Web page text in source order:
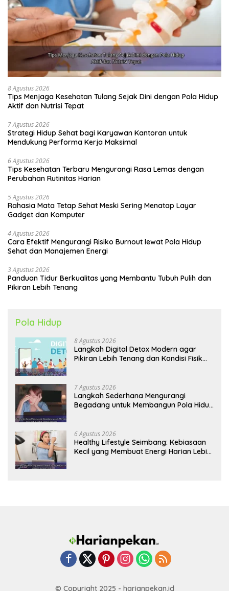
8 Agustus 2026
Tips Menjaga Kesehatan Tulang Sejak Dini dengan Pola Hidup
Aktif dan Nutrisi Tepat
7 Agustus 2026
Strategi Hidup Sehat bagi Karyawan Kantoran untuk
Mendukung Performa Kerja Maksimal
6 Agustus 2026
Tips Kesehatan Terbaru Mengurangi Rasa Lemas dengan
Perubahan Rutinitas Harian
5 Agustus 2026
Rahasia Mata Tetap Sehat Meski Sering Menatap Layar
Gadget dan Komputer
4 Agustus 2026
Cara Efektif Mengurangi Risiko Burnout lewat Pola Hidup
Sehat dan Manajemen Energi
3 Agustus 2026
Panduan Tidur Berkualitas yang Membantu Tubuh Pulih dan
Pikiran Lebih Tenang
Pola Hidup
8 Agustus 2026
Langkah Digital Detox Modern agar
Pikiran Lebih Tenang dan Kondisi Fisik
7 Agustus 2026
Langkah Sederhana Mengurangi
Begadang untuk Membangun Pola Hidup
6 Agustus 2026
Healthy Lifestyle Seimbang: Kebiasaan
Kecil yang Membuat Energi Harian Lebih
© Copyright 2025 - harianpekan.id